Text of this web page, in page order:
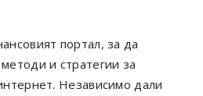
портал, за да
и стратегии за
Независимо дали